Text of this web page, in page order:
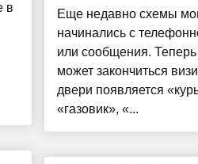
в
Еще недавно схемы
начинались с
или сообщения. Теперь
может закончиться
двери появляется
«газовик», «...